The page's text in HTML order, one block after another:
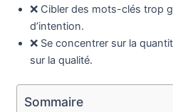
❌ Cibler des mots-clés trop
d’intention.
❌ Se concentrer sur la
sur la qualité.
Sommaire